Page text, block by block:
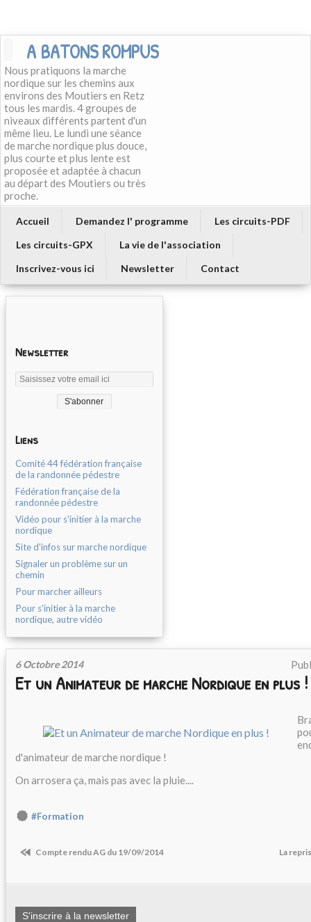
A BATONS ROMPUS
Nous pratiquons la marche
nordique sur les chemins aux
environs des Moutiers en Retz
tous les mardis. 4 groupes de
niveaux différents partent d'un
même lieu. Le lundi une séance
de marche nordique plus douce,
plus courte et plus lente est
proposée et adaptée à chacun
au départ des Moutiers ou très
proche.
Accueil Demandez l' programme
Les circuits-PDF
Les circuits-GPX
La vie de l'association
Inscrivez-vous ici
Newsletter Contact
Newsletter
Liens
Comité 44 fédération française
de la randonnée pédestre
Fédération française de la
randonnée pédestre
Vidéo pour s'initier à la marche
nordique
Site d'infos sur marche nordique
Signaler un problème sur un
chemin
Pour marcher ailleurs
Pour s'initier à la marche
nordique, autre vidéo
6 Octobre 2014
Et un Animateur de marche Nordique en plus !
d'animateur de marche nordique !
On arrosera ça, mais pas avec la pluie....
#Formation
Compte rendu AG du 19/09/2014 La
S'inscrire à la newsletter